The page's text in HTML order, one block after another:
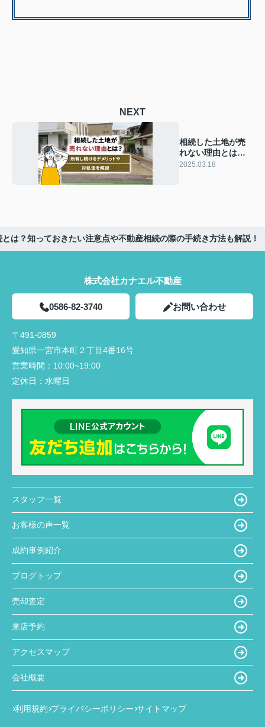
NEXT
相続した土地が売
れない理由とは？
所有し続けるデメ
2025.03.18
は？知っておきたい注意点や不動産相続の際の手続き方法も解説！
株式会社カナエル不動産
0586-82-3740 お問い合わせ
〒491-0859
愛知県一宮市本町２丁目4番16号
営業時間： 10:00~19:00
定休日： 水曜日
スタッフ一覧
お客様の声一覧
成約事例紹介
ブログトップ
売却査定
来店予約
アクセスマップ
会社概要
利用規約 プライバシーポリシー サイトマップ